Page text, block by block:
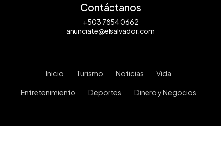
Contáctanos
+503 7854 0662
anunciate@elsalvador.com
Inicio Turismo Noticias Vida
Entretenimiento Deportes Dinero y Negocios